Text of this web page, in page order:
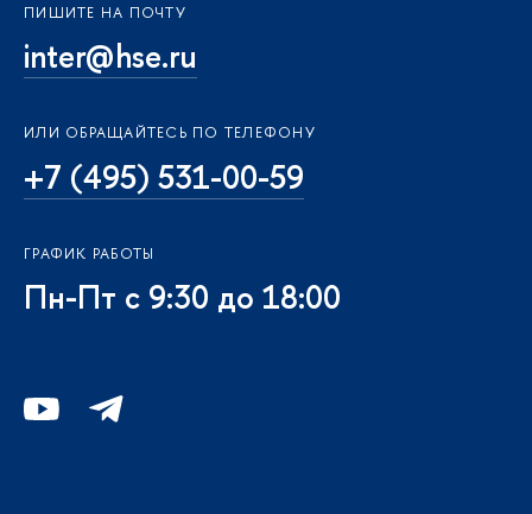
ПИШИТЕ НА ПОЧТУ
inter@hse.ru
ИЛИ ОБРАЩАЙТЕСЬ ПО ТЕЛЕФОНУ
+7 (495) 531-00-59
ГРАФИК РАБОТЫ
Пн-Пт с 9:30 до 18:00